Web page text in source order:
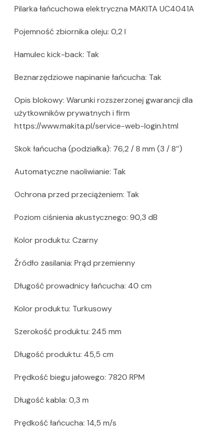
Pilarka łańcuchowa elektryczna MAKITA UC4041A
Pojemność zbiornika oleju: 0,2 l
Hamulec kick-back: Tak
Beznarzędziowe napinanie łańcucha: Tak
Opis blokowy: Warunki rozszerzonej gwarancji dla
użytkowników prywatnych i firm
https://www.makita.pl/service-web-login.html
Skok łańcucha (podziałka): 76,2 / 8 mm (3 / 8″)
Automatyczne naoliwianie: Tak
Ochrona przed przeciążeniem: Tak
Poziom ciśnienia akustycznego: 90,3 dB
Kolor produktu: Czarny
Źródło zasilania: Prąd przemienny
Długość prowadnicy łańcucha: 40 cm
Kolor produktu: Turkusowy
Szerokość produktu: 245 mm
Długość produktu: 45,5 cm
Prędkość biegu jałowego: 7820 RPM
Długość kabla: 0,3 m
Prędkość łańcucha: 14,5 m/s